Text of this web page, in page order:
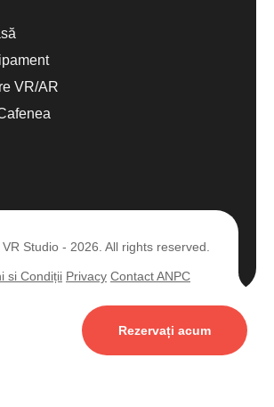
VR/AR
Studio - 2026. All rights reserved.
si Condiții Privacy Contact ANPC
Rezervați acum